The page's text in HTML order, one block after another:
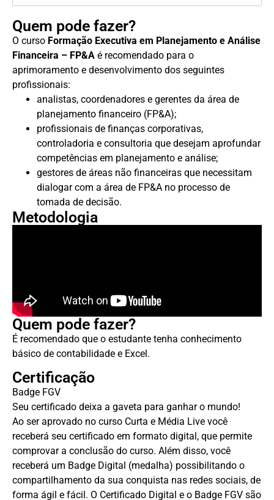
Quem pode fazer?
O curso Formação Executiva em Planejamento e Análise
Financeira – FP&A é recomendado para o
aprimoramento e desenvolvimento dos seguintes
profissionais:
analistas, coordenadores e gerentes da área de
planejamento financeiro (FP&A);
profissionais de finanças corporativas,
controladoria e consultoria que desejam aprofundar
competências em planejamento e análise;
gestores de áreas não financeiras que necessitam
dialogar com a área de FP&A no processo de
tomada de decisão.
Metodologia
Quem pode fazer?
É recomendado que o estudante tenha conhecimento
básico de contabilidade e Excel.
Certificação
Badge FGV
Seu certificado deixa a gaveta para ganhar o mundo!
Ao ser aprovado no curso Curta e Média Live você
receberá seu certificado em formato digital, que permite
comprovar a conclusão do curso. Além disso, você
receberá um Badge Digital (medalha) possibilitando o
compartilhamento da sua conquista nas redes sociais, de
forma ágil e fácil. O Certificado Digital e o Badge FGV são